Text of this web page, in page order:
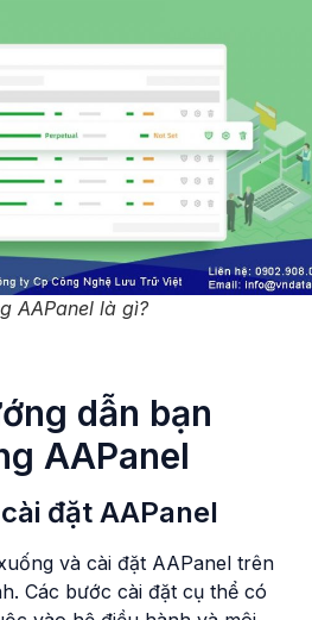
AAPanel là gì?
dẫn bạn
AAPanel
đặt AAPanel
và cài đặt AAPanel trên
Các bước cài đặt cụ thể có